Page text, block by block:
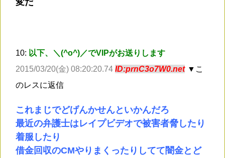
10: 以下、＼(^o^)／でVIPがお送りします
2015/03/20(金) 08:20:20.74 ID:prnC3o7W0.net ▼こ
のレスに返信
これまじでどげんかせんといかんだろ
最近の弁護士はレイプビデオで被害者脅したり
着服したり
借金回収のCMやりまくったりしてて闇金とど